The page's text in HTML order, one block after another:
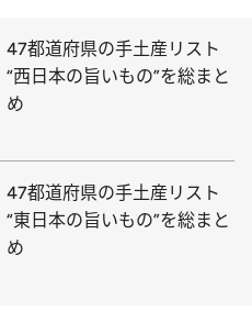
47都道府県の手土産リスト
“西日本の旨いもの”を総まと
め
47都道府県の手土産リスト
“東日本の旨いもの”を総まと
め